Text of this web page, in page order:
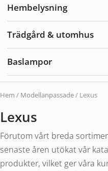
Hembelysning
Trädgård & utomhus
Baslampor
Hem / Modellanpassade/ Lexus
Lexus
Förutom vårt breda
senaste åren utökat vår
produkter, vilket ger våra